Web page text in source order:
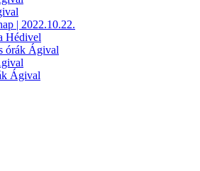
| 2022.10.22.
Hédivel
órák Ágival
Ágival